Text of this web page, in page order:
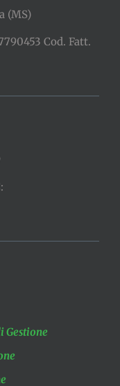
(MS)
Cod. Fatt.
Gestione